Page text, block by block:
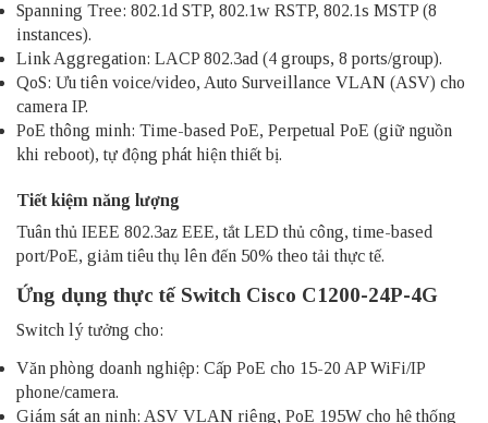
Spanning Tree: 802.1d STP, 802.1w RSTP, 802.1s MSTP (8
instances).
Link Aggregation: LACP 802.3ad (4 groups, 8 ports/group).
QoS: Ưu tiên voice/video, Auto Surveillance VLAN (ASV) cho
camera IP.
PoE thông minh: Time-based PoE, Perpetual PoE (giữ nguồn
khi reboot), tự động phát hiện thiết bị.​
Tiết kiệm năng lượng
Tuân thủ IEEE 802.3az EEE, tắt LED thủ công, time-based
port/PoE, giảm tiêu thụ lên đến 50% theo tải thực tế.​
Ứng dụng thực tế Switch Cisco C1200-24P-4G
Switch lý tưởng cho:
Văn phòng doanh nghiệp: Cấp PoE cho 15-20 AP WiFi/IP
phone/camera.
Giám sát an ninh: ASV VLAN riêng, PoE 195W cho hệ thống